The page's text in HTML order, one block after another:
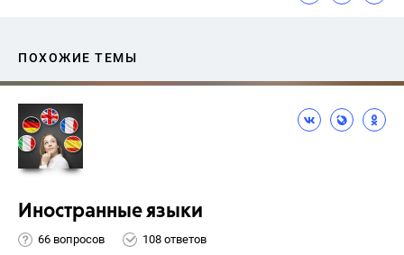
ПОХОЖИЕ ТЕМЫ
Иностранные языки
66 вопросов 108 ответов